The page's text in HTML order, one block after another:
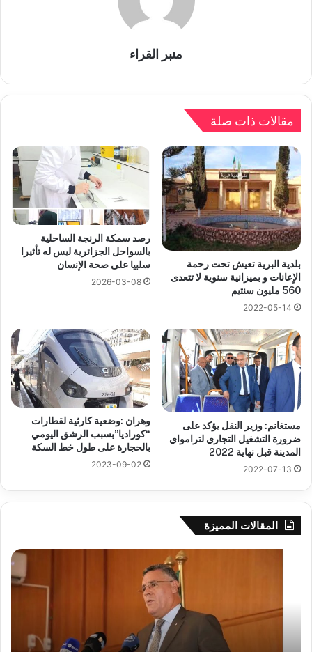
منبر القراء
مقالات ذات صلة
بلدية البرية تعيش تحت رحمة
الإعانات و بميزانية سنوية لا تتعدى
560 مليون سنتيم
2022-05-14
رصد سمكة الرنجة الساحلية
بالسواحل الجزائرية ليس له تأثيرا
سلبيا على صحة الإنسان
2026-03-08
مستغانم: وزير النقل يؤكد على
ضرورة التشغيل التجاري لترامواي
المدينة قبل نهاية 2022
2022-07-13
وهران :وضعية كارثية لقطارات
“كوراديا”بسبب الرشق اليومي
بالحجارة على طول خط السكة
2023-09-02
المقالات المميزة
لدراسة